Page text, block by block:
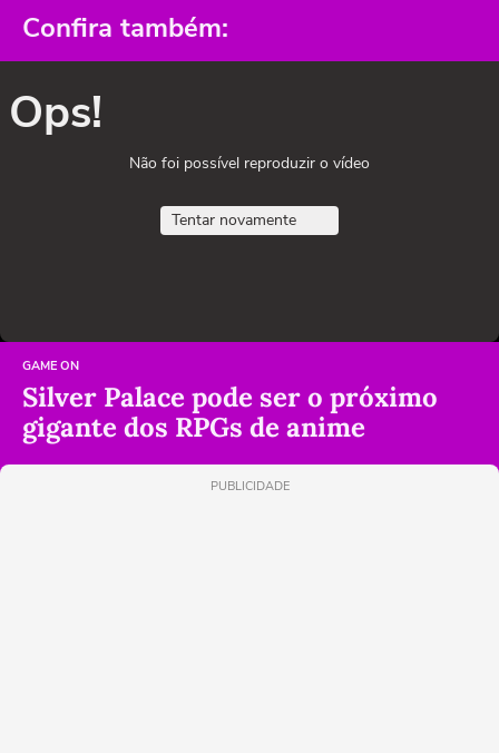
Confira também:
Ops!
Não foi possível reproduzir o vídeo
Tentar novamente
GAME ON
Silver Palace pode ser o próximo
gigante dos RPGs de anime
PUBLICIDADE